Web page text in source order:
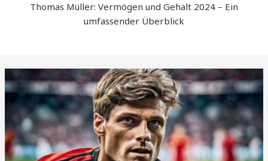
Thomas Müller: Vermögen und Gehalt 2024 – Ein
umfassender Überblick